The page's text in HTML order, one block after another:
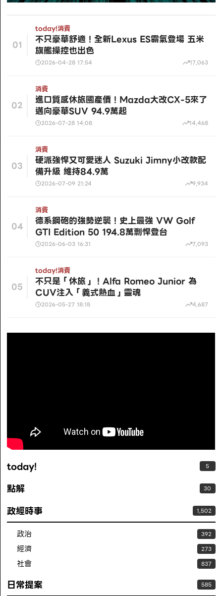
01
today!消費
不只豪華舒適！全新Lexus ES霸氣登場 五米
旗艦操控也出色
2026-04-28 17:54 17,063
02
消費
進口質感休旅國產價！Mazda大改CX-5來了
邁向豪華SUV 94.9萬起
2026-07-28 14:08 14,468
03
消費
硬派強悍又可愛迷人 Suzuki Jimny小改款配
備升級 維持84.9萬
2026-07-09 21:24 9,934
04
消費
德系鋼砲的強勢逆襲！史上最強 VW Golf
GTI Edition 50 194.8萬剽悍登台
2026-06-03 16:31 7,093
05
today!消費
不只是「休旅」！Alfa Romeo Junior 為
CUV注入「義式熱血」靈魂
2026-05-27 18:18 4,687
today! 5
點解 30
政經時事 1,502
政治 392
經濟 273
社會 837
日常提案 585